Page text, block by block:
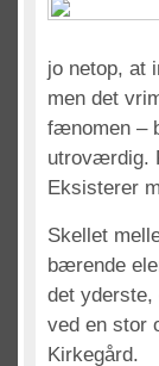
jo netop, at
men det
fænomen –
utroværdig.
Eksisterer
Skellet
bærende
det
ved en stor
Kirkegård.